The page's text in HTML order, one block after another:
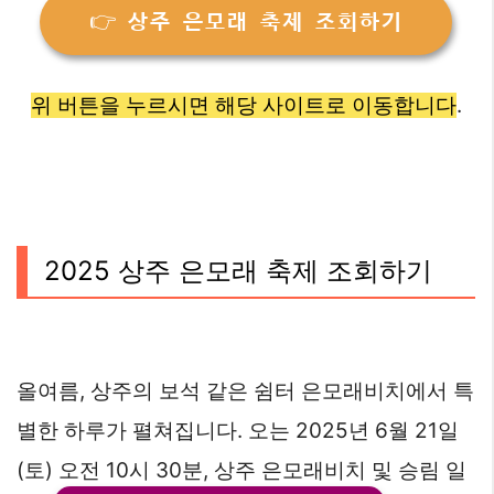
👉 상주 은모래 축제 조회하기
위 버튼을 누르시면 해당 사이트로 이동합니다.
2025 상주 은모래 축제 조회하기
올여름, 상주의 보석 같은 쉼터 은모래비치에서 특
별한 하루가 펼쳐집니다. 오는 2025년 6월 21일
(토) 오전 10시 30분, 상주 은모래비치 및 승림 일